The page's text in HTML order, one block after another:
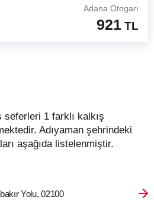
Adana Otogarı
921 TL
Adıyaman şehrindeki
aşağıda listelenmiştir.
Yolu, 02100